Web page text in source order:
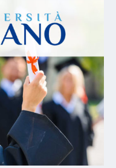
indirizzata al